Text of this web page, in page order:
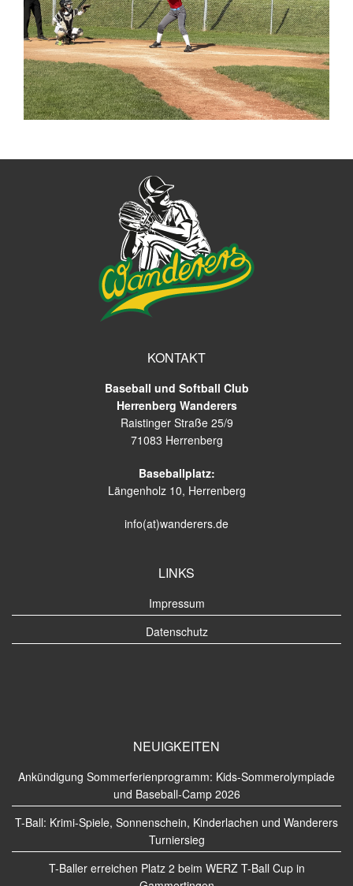
KONTAKT
Baseball und Softball Club
Herrenberg Wanderers
Raistinger Straße 25/9
71083 Herrenberg
Baseballplatz:
Längenholz 10, Herrenberg
info(at)wanderers.de
LINKS
Impressum
Datenschutz
NEUIGKEITEN
Ankündigung Sommerferienprogramm: Kids-Sommerolympiade
und Baseball-Camp 2026
T-Ball: Krimi-Spiele, Sonnenschein, Kinderlachen und Wanderers
Turniersieg
T-Baller erreichen Platz 2 beim WERZ T-Ball Cup in